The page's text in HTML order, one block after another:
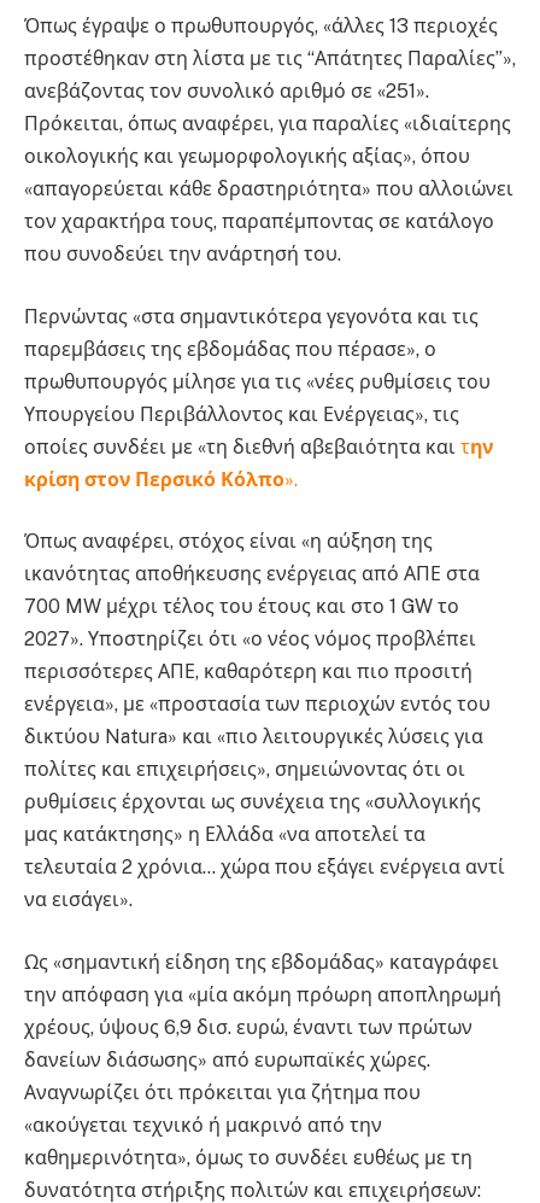
Όπως έγραψε ο πρωθυπουργός, «άλλες 13 περιοχές
προστέθηκαν στη λίστα με τις “Απάτητες Παραλίες”»,
ανεβάζοντας τον συνολικό αριθμό σε «251».
Πρόκειται, όπως αναφέρει, για παραλίες «ιδιαίτερης
οικολογικής και γεωμορφολογικής αξίας», όπου
«απαγορεύεται κάθε δραστηριότητα» που αλλοιώνει
τον χαρακτήρα τους, παραπέμποντας σε κατάλογο
που συνοδεύει την ανάρτησή του.
Περνώντας «στα σημαντικότερα γεγονότα και τις
παρεμβάσεις της εβδομάδας που πέρασε», ο
πρωθυπουργός μίλησε για τις «νέες ρυθμίσεις του
Υπουργείου Περιβάλλοντος και Ενέργειας», τις
οποίες συνδέει με «τη διεθνή αβεβαιότητα και την
κρίση στον Περσικό Κόλπο».
Όπως αναφέρει, στόχος είναι «η αύξηση της
ικανότητας αποθήκευσης ενέργειας από ΑΠΕ στα
700 MW μέχρι τέλος του έτους και στο 1 GW το
2027». Υποστηρίζει ότι «ο νέος νόμος προβλέπει
περισσότερες ΑΠΕ, καθαρότερη και πιο προσιτή
ενέργεια», με «προστασία των περιοχών εντός του
δικτύου Natura» και «πιο λειτουργικές λύσεις για
πολίτες και επιχειρήσεις», σημειώνοντας ότι οι
ρυθμίσεις έρχονται ως συνέχεια της «συλλογικής
μας κατάκτησης» η Ελλάδα «να αποτελεί τα
τελευταία 2 χρόνια… χώρα που εξάγει ενέργεια αντί
να εισάγει».
Ως «σημαντική είδηση της εβδομάδας» καταγράφει
την απόφαση για «μία ακόμη πρόωρη αποπληρωμή
χρέους, ύψους 6,9 δισ. ευρώ, έναντι των πρώτων
δανείων διάσωσης» από ευρωπαϊκές χώρες.
Αναγνωρίζει ότι πρόκειται για ζήτημα που
«ακούγεται τεχνικό ή μακρινό από την
καθημερινότητα», όμως το συνδέει ευθέως με τη
δυνατότητα στήριξης πολιτών και επιχειρήσεων: